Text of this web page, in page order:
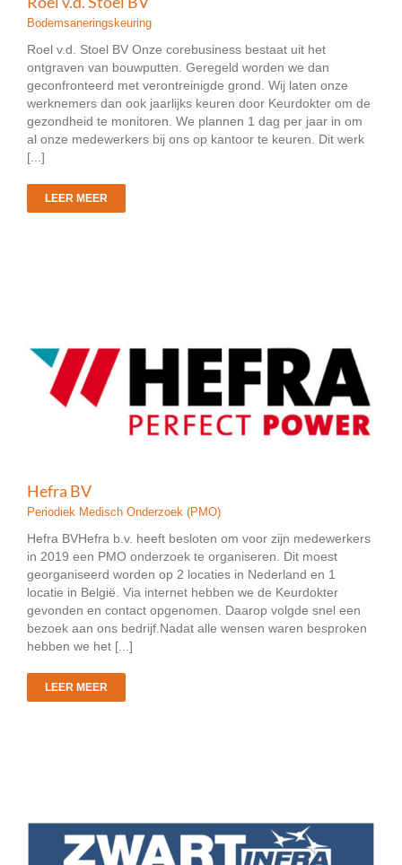
Bodemsaneringskeuring
Roel v.d. Stoel BV Onze corebusiness bestaat uit het
ontgraven van bouwputten. Geregeld worden we dan
geconfronteerd met verontreinigde grond. Wij laten onze
werknemers dan ook jaarlijks keuren door Keurdokter om de
gezondheid te monitoren. We plannen 1 dag per jaar in om
al onze medewerkers bij ons op kantoor te keuren. Dit werk
[...]
LEER MEER
Hefra BV
Periodiek Medisch Onderzoek (PMO)
Hefra BVHefra b.v. heeft besloten om voor zijn medewerkers
in 2019 een PMO onderzoek te organiseren. Dit moest
georganiseerd worden op 2 locaties in Nederland en 1
locatie in België. Via internet hebben we de Keurdokter
gevonden en contact opgenomen. Daarop volgde snel een
bezoek aan ons bedrijf.Nadat alle wensen waren besproken
hebben we het [...]
LEER MEER